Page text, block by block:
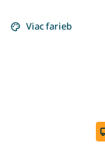
Viac farieb